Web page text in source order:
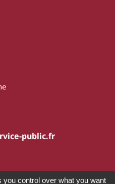
public.fr
control over what you want